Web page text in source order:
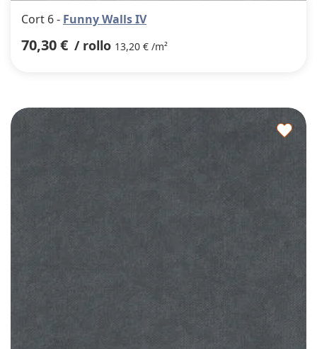
Cort 6 - Funny Walls IV
70,30 € / rollo 13,20 € /m²